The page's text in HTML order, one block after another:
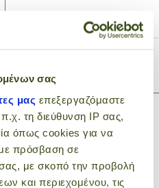
σας
μας επεξεργαζόμαστε
τη διεύθυνση IP σας,
όπως cookies για να
πρόσβαση σε
με σκοπό την προβολή
και περιεχομένου, τις